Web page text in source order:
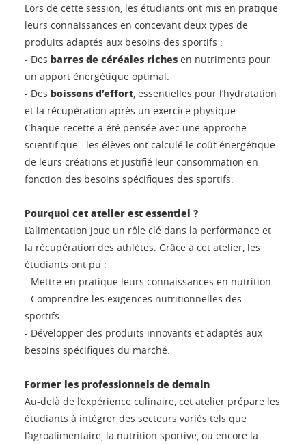
Lors de cette session, les étudiants ont mis en pratique
leurs connaissances en concevant deux types de
produits adaptés aux besoins des sportifs :
- Des barres de céréales riches en nutriments pour
un apport énergétique optimal.
- Des boissons d’effort , essentielles pour l’hydratation
et la récupération après un exercice physique.
Chaque recette a été pensée avec une approche
scientifique : les élèves ont calculé le coût énergétique
de leurs créations et justifié leur consommation en
fonction des besoins spécifiques des sportifs.
Pourquoi cet atelier est essentiel ?
L’alimentation joue un rôle clé dans la performance et
la récupération des athlètes. Grâce à cet atelier, les
étudiants ont pu :
- Mettre en pratique leurs connaissances en nutrition.
- Comprendre les exigences nutritionnelles des
sportifs.
- Développer des produits innovants et adaptés aux
besoins spécifiques du marché.
Former les professionnels de demain
Au-delà de l’expérience culinaire, cet atelier prépare les
étudiants à intégrer des secteurs variés tels que
l’agroalimentaire, la nutrition sportive, ou encore la